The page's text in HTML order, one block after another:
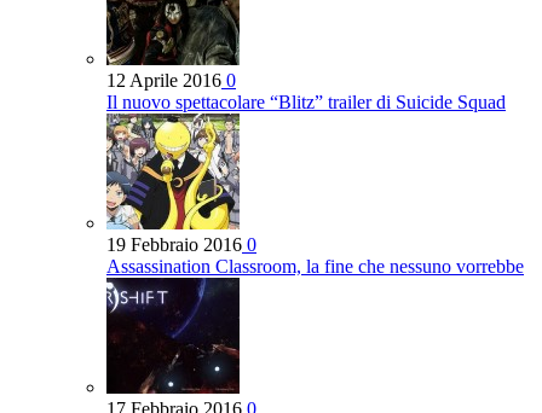
12 Aprile 2016 0
Il nuovo spettacolare “Blitz” trailer di Suicide Squad
19 Febbraio 2016 0
Assassination Classroom, la fine che nessuno vorrebbe